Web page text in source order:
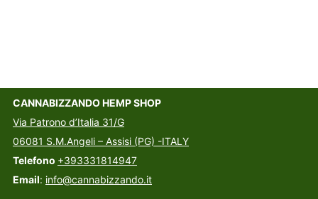
CANNABIZZANDO HEMP SHOP
Via Patrono d’Italia 31/G
06081 S.M.Angeli – Assisi (PG) -ITALY
Telefono +393331814947
Email: info@cannabizzando.it